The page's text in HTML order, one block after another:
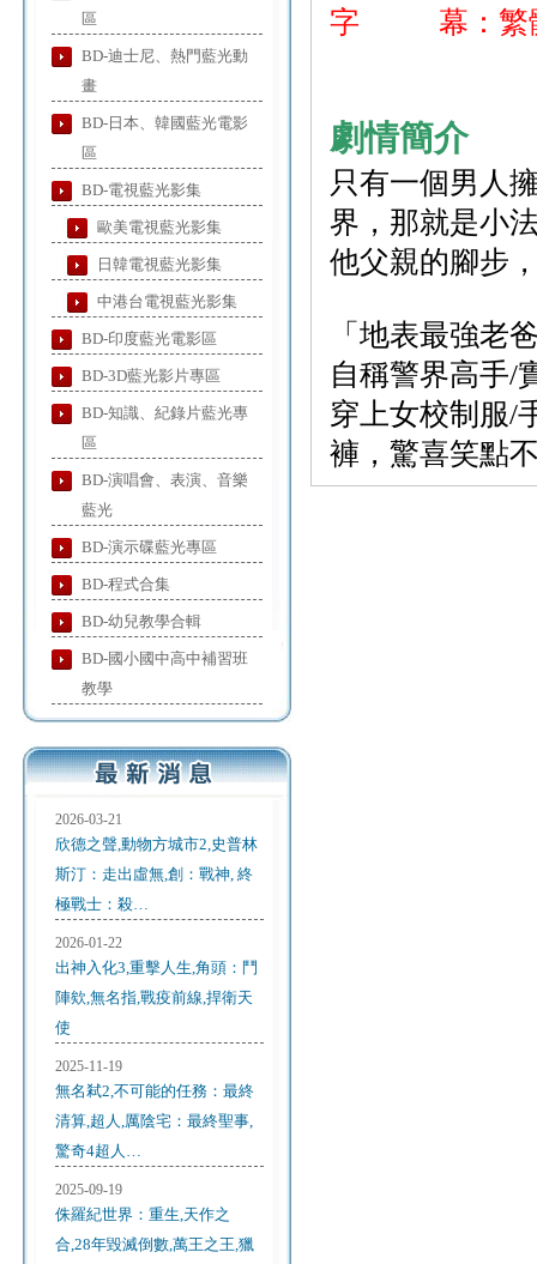
區
BD-迪士尼、熱門藍光動
畫
BD-日本、韓國藍光電影
區
BD-電視藍光影集
歐美電視藍光影集
日韓電視藍光影集
中港台電視藍光影集
BD-印度藍光電影區
BD-3D藍光影片專區
BD-知識、紀錄片藍光專
區
BD-演唱會、表演、音樂
藍光
BD-演示碟藍光專區
BD-程式合集
BD-幼兒教學合輯
BD-國小國中高中補習班
教學
2026-03-21
欣德之聲,動物方城市2,史普林
斯汀：走出虛無,創：戰神, 終
極戰士：殺…
2026-01-22
出神入化3,重擊人生,角頭：鬥
陣欸,無名指,戰疫前線,捍衛天
使
2025-11-19
無名弒2,不可能的任務：最終
清算,超人,厲陰宅：最終聖事,
驚奇4超人…
2025-09-19
侏羅紀世界：重生,天作之
合,28年毀滅倒數,萬王之王,獵
字 幕：繁體
劇情簡介
只有一個男人
界，那就是小
他父親的腳步
「地表最強老
自稱警界高手/
穿上女校制服/
褲，驚喜笑點